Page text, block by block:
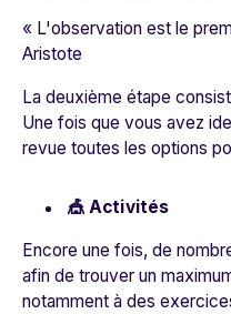
« L'observation est le
Aristote
La deuxième étape
Une fois que vous avez
revue toutes les options
🎪 Activités
Encore une fois, de
afin de trouver un
notamment à des